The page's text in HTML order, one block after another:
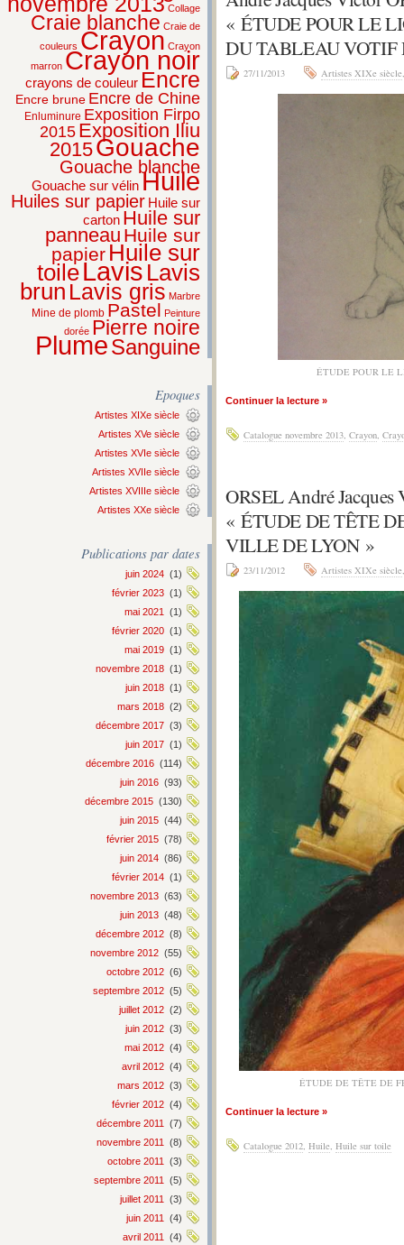
Collage
Craie blanche Craie de
couleurs Crayon Crayon
marron Crayon noir
crayons de couleur Encre
Encre brune Encre de Chine
Enluminure Exposition Firpo
2015 Exposition Iliu
2015Gouache
Gouache blanche
Gouache sur vélinHuile
Huiles sur papier Huile sur
carton Huile sur
panneau Huile sur
papier Huile sur
toileLavis Lavis
brun Lavis gris Marbre
Mine de plomb Pastel Peinture
dorée Pierre noire
PlumeSanguine
Epoques
Artistes XIXe siècle
Artistes XVe siècle
Artistes XVIe siècle
Artistes XVIIe siècle
Artistes XVIIIe siècle
Artistes XXe siècle
Publications par dates
juin 2024 (1)
février 2023 (1)
mai 2021
(1)
février 2020 (1)
mai 2019 (1)
novembre 2018 (1)
juin 2018 (1)
mars 2018 (2)
décembre 2017 (3)
juin 2017 (1)
décembre 2016 (114)
juin 2016 (93)
décembre 2015 (130)
juin 2015 (44)
février 2015 (78)
juin 2014 (86)
février 2014 (1)
novembre 2013 (63)
juin 2013 (48)
décembre 2012 (8)
novembre 2012 (55)
octobre 2012 (6)
septembre 2012 (5)
juillet 2012 (2)
juin 2012 (3)
mai 2012 (4)
avril 2012 (4)
mars 2012 (3)
février 2012 (4)
décembre 2011
(7)
novembre 2011
(8)
octobre 2011
(3)
septembre 2011
(5)
juillet 2011
(3)
juin 2011
(4)
avril 2011
(4)
« ÉTUDE POUR LE
DU TABLEAU VOTIF
27/11/2013 Artistes XIXe siècle
ÉTUDE POUR LE
Continuer la lecture »
Catalogue novembre 2013, Crayon,
ORSEL André Jacques
« ÉTUDE DE TÊTE
VILLE DE LYON »
23/11/2012 Artistes XIXe siècle
ÉTUDE DE TÊTE DE
Continuer la lecture »
Catalogue 2012, Huile, Huile sur toile